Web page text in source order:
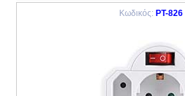
Κωδικός: PT-826